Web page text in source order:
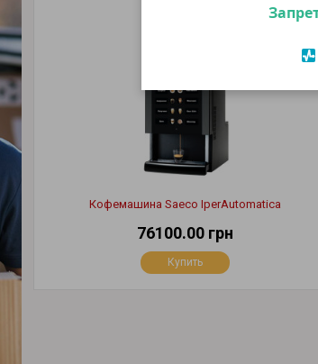
Кофемашина Saeco IperAutomatica
76100.00 грн
Купить